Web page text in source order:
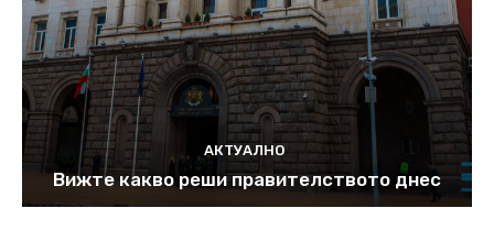
АКТУАЛНО
Вижте какво реши правителството днес